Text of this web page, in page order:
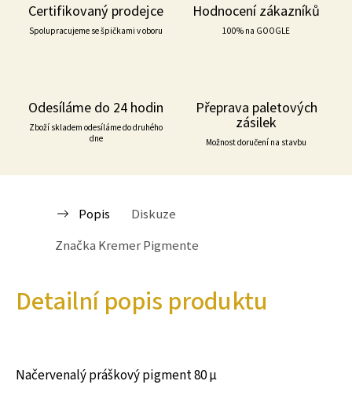
Certifikovaný prodejce
Spolupracujeme se špičkami v oboru
Hodnocení zákazníků
100% na GOOGLE
Odesíláme do 24 hodin
Zboží skladem odesíláme do druhého
dne
Přeprava paletových
zásilek
Možnost doručení na stavbu
Popis
Diskuze
Značka Kremer Pigmente
Detailní popis produktu
Načervenalý práškový pigment 80 μ